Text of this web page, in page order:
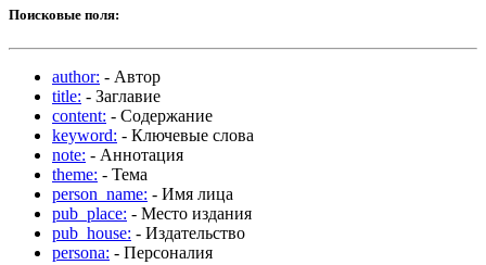
Поисковые поля:
author: - Автор
title: - Заглавие
content: - Содержание
keyword: - Ключевые слова
note: - Аннотация
theme: - Тема
person_name: - Имя лица
pub_place: - Место издания
pub_house: - Издательство
persona: - Персоналия